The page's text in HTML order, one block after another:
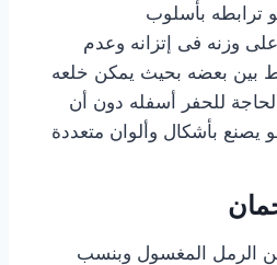
ترابطه بأسلوب
على وزنه فى إتزانه وعدم
بين بعضه بحيث يمكن خلعه
للحفر أسفله دون أن
يصنع بأشكال وألوان متعددة
الرمل المغسول وبنسب